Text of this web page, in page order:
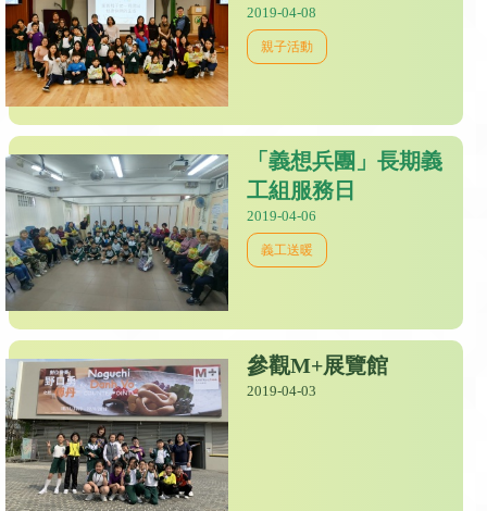
2019-04-08
親子活動
「義想兵團」長期義
工組服務日
2019-04-06
義工送暖
參觀M+展覽館
2019-04-03